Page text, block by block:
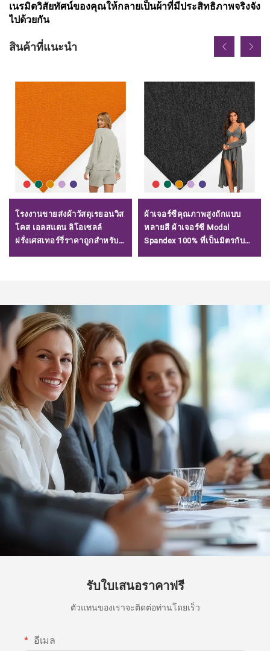
เนรมิตวิสัยทัศน์ของคุณให้กลายเป็นผ้าที่มีประสิทธิภาพจริงจัง
ไปด้วยกัน
สินค้าที่แนะนำ
โรงงานขายส่งผ้าวัสดุเรยอนวิส
โคส เอลสแตน ลิโอเซลล์
ฝรั่งเศสเทอร์รี่ราคาถูกสำหรับ
ผ้าเจอร์ซีคุณภาพสูงถักแบบ
หลายสี ผ้าเจอร์ซี Modal
Spandex 100% ที่เป็นมิตรกับสิ่ง
รับใบเสนอราคาฟรี
ตัวแทนของเราจะติดต่อท่านโดยเร็ว
อีเมล